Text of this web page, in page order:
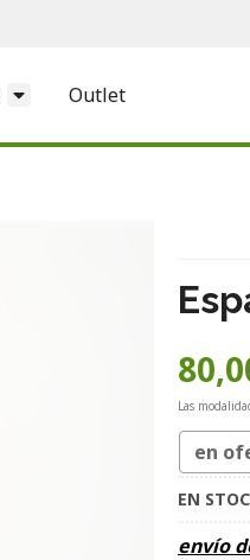
Outlet
Las
en
EN
envío